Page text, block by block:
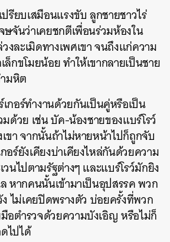
รียบเสมือนแรงขับ ลูกชายชาวไร่
ษจันว่าเคยชกตีเพื่อนร่วมห้องใน
งละเมิดทางเพศเขา จนถึงแก่ความ
กขโมยน้อย ทำให้เขากลายเป็นชาย
มหิต
เกอร์ทำงานด้วยกันเป็นคู่หรือเป็น
ด้วย เช่น บัค-น้องชายของแบร์โรว์
ขา จากนั้นถ้าไม่หายหน้าไปก็ถูกจับ
อร์ยังเคียงบ่าเคียงไหล่กันด้วยความ
นไปตามรัฐต่างๆ และแบร์โรว์มักยิง
หากคนนั้นเข้ามาเป็นอุปสรรค พวก
ง ไม่เคยปิดพรางตัว บ่อยครั้งที่พวก
อตำรวจด้วยความบังเอิญ หรือไม่ก็
ไปได้